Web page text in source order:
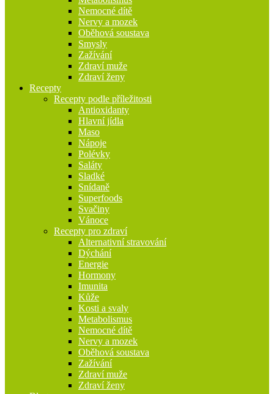
Nemocné dítě
Nervy a mozek
Oběhová soustava
Smysly
Zažívání
Zdraví muže
Zdraví ženy
Recepty
Recepty podle příležitosti
Antioxidanty
Hlavní jídla
Maso
Nápoje
Polévky
Saláty
Sladké
Snídaně
Superfoods
Svačiny
Vánoce
Recepty pro zdraví
Alternativní stravování
Dýchání
Energie
Hormony
Imunita
Kůže
Kosti a svaly
Metabolismus
Nemocné dítě
Nervy a mozek
Oběhová soustava
Zažívání
Zdraví muže
Zdraví ženy